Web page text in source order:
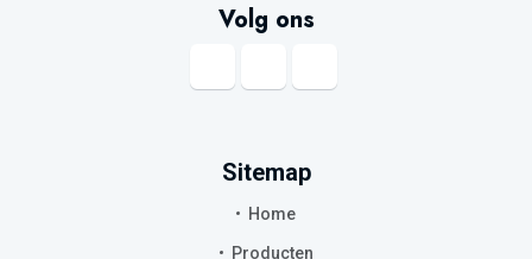
Volg ons
Sitemap
Home
Producten